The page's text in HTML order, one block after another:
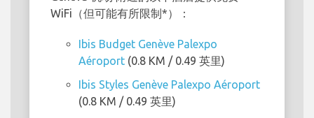
WiFi（但可能有所限制*）：
Ibis Budget Genève Palexpo
Aéroport (0.8 KM / 0.49 英里)
Ibis Styles Genève Palexpo Aéroport
(0.8 KM / 0.49 英里)